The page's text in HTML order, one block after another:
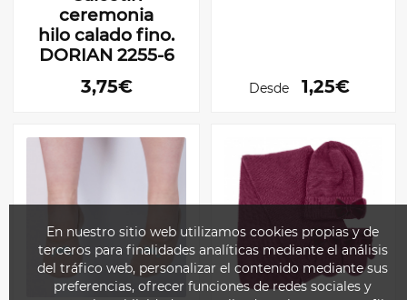
ceremonia
hilo calado fino.
DORIAN 2255-6
3,75€ Desde 1,25€
En nuestro sitio web utilizamos cookies propias y de
terceros para finalidades analíticas mediante el análisis
del tráfico web, personalizar el contenido mediante sus
preferencias, ofrecer funciones de redes sociales y